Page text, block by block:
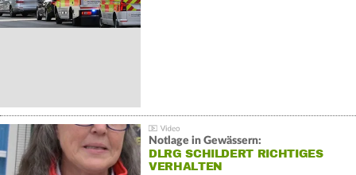
Notlage in Gewässern:
DLRG SCHILDERT RICHTIGES
VERHALTEN